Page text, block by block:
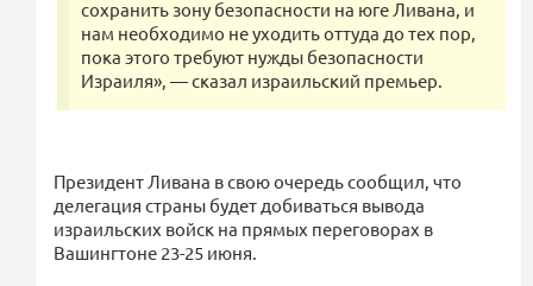
сохранить зону безопасности на юге Ливана, и
нам необходимо не уходить оттуда до тех пор,
пока этого требуют нужды безопасности
Израиля», — сказал израильский премьер.
Президент Ливана в свою очередь сообщил, что
делегация страны будет добиваться вывода
израильских войск на прямых переговорах в
Вашингтоне 23-25 июня.